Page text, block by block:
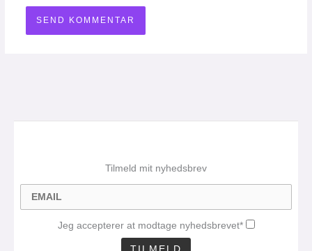
Tilmeld mit nyhedsbrev
Jeg accepterer at modtage nyhedsbrevet*